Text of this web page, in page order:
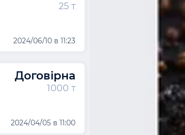
25 т
2024/06/10 в 11:23
Договірна
1000 т
2024/04/05 в 11:00